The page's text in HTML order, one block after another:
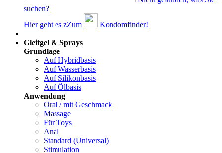
suchen?
Hier geht es zZum
Kondomfinder!
Gleitgel & Sprays
Grundlage
Auf Hybridbasis
Auf Wasserbasis
Auf Silikonbasis
Auf Ölbasis
Anwendung
Oral / mit Geschmack
Massage
Für Toys
Anal
Standard (Universal)
Stimulation